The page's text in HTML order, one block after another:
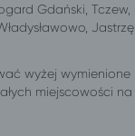
Gdański, Tczew,
wyżej
miejscowości na